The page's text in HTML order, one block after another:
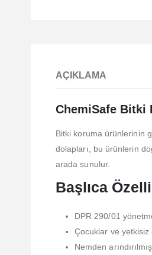
AÇIKLAMA
ChemiSafe Bitki
Bitki koruma ürünlerinin
dolapları, bu ürünlerin
arada sunulur.
Başlıca
DPR 290/01
Çocuklar ve yetkisiz
Nemden